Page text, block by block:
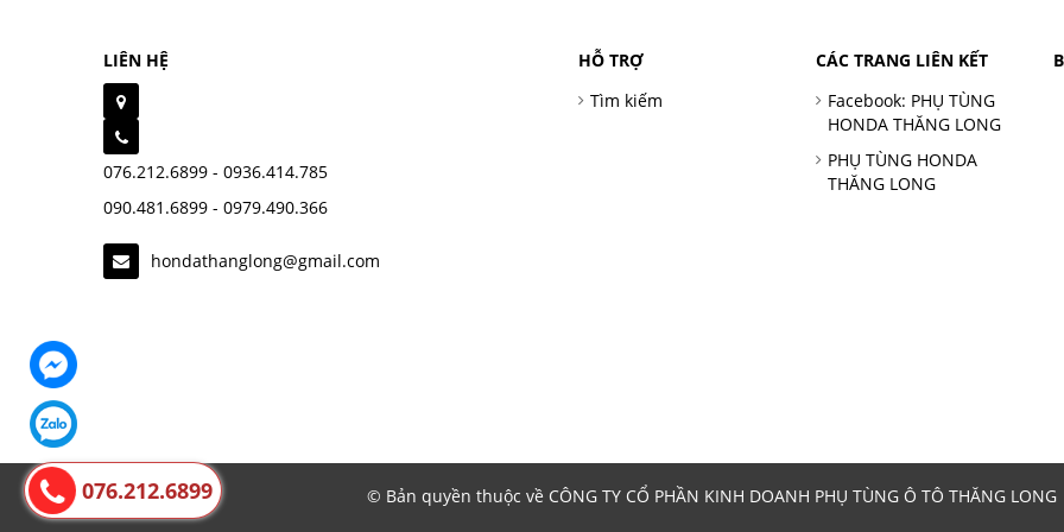
LIÊN HỆ
076.212.6899 - 0936.414.785
090.481.6899 - 0979.490.366
hondathanglong@gmail.com
HỖ TRỢ
Tìm kiếm
CÁC TRANG LIÊN KẾT
Facebook: PHỤ TÙNG
HONDA THĂNG LONG
PHỤ TÙNG HONDA
THĂNG LONG
© Bản quyền thuộc về CÔNG TY CỔ PHẦN KINH DOANH PHỤ TÙNG Ô TÔ THĂNG
076.212.6899